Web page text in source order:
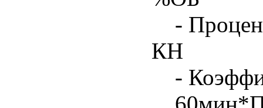
-
КН
-